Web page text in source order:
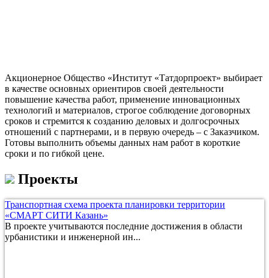
Акционерное Общество «Институт «Татдорпроект» выбирает
в качестве основных ориентиров своей деятельности
повышение качества работ, применение инновационных
технологий и материалов, строгое соблюдение договорных
сроков и стремится к созданию деловых и долгосрочных
отношений с партнерами, и в первую очередь – с Заказчиком.
Готовы выполнить объемы данных нам работ в короткие
сроки и по гибкой цене.
Проекты
Транспортная схема проекта планировки территории
«СМАРТ СИТИ Казань»
В проекте учитываются последние достижения в области
урбанистики и инженерной ин...